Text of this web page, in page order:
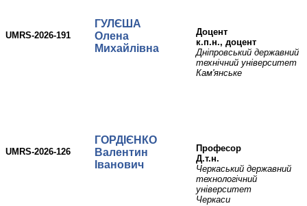
UMRS-2026-191
ГУЛЄША
Олена
Михайлівна
доцент
к.п.н., доцент
Дніпровський державний
технічний університет
Кам'янське
UMRS-2026-126
ГОРДІЄНКО
Валентин
Іванович
Професор
Д.т.н.
Черкаський державний
технологічний
університет
Черкаси